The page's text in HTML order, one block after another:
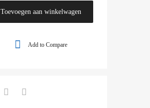
Toevoegen aan winkelwagen
Add to Compare